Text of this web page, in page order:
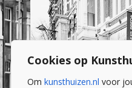
Cookies op
Om kunsthuizen.nl voor